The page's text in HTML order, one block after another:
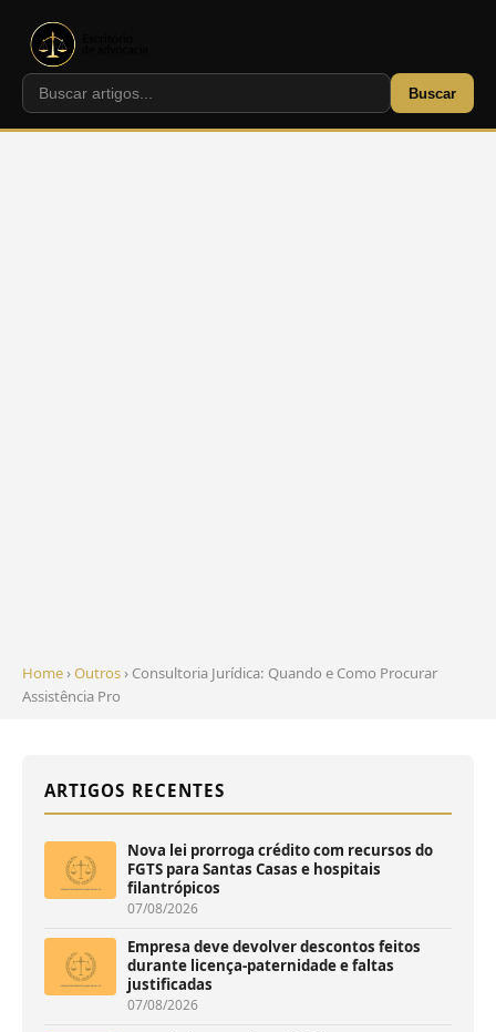
Buscar
Home ›Outros › Consultoria Jurídica: Quando e Como Procurar
Assistência Pro
ARTIGOS RECENTES
Nova lei prorroga crédito com recursos do
FGTS para Santas Casas e hospitais
filantrópicos
07/08/2026
Empresa deve devolver descontos feitos
durante licença-paternidade e faltas
justificadas
07/08/2026